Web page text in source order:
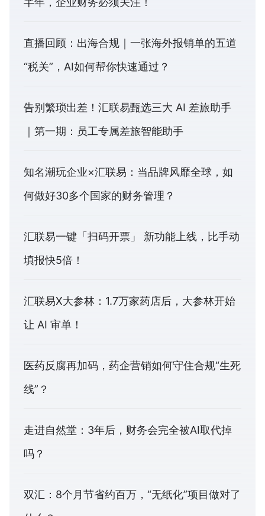
直播回顾：出海合规｜一张海外报销单的五道
“税关”，AI如何帮你快速通过？
告别繁琐出差！汇联易甄选三大 AI 差旅助手
｜第一期：员工专属差旅智能助手
知名潮玩企业×汇联易：当品牌风靡全球，如
何做好30多个国家的财务管理？
汇联易一键「扫码开票」 新功能上线，比手动
填报快5倍！
汇联易X大参林：1.7万家药店后，大参林开始
让 AI 审单！
医药反腐再加码，药企营销如何守住合规“生死
线”？
走进自然堂：3年后，财务会完全被AI取代掉
吗？
双汇：8个月节省约百万，“无纸化”项目做对了